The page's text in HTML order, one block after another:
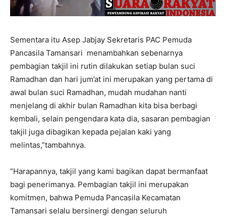
Sementara itu Asep Jabjay Sekretaris PAC Pemuda
Pancasila Tamansari menambahkan sebenarnya
pembagian takjil ini rutin dilakukan setiap bulan suci
Ramadhan dan hari jum’at ini merupakan yang pertama di
awal bulan suci Ramadhan, mudah mudahan nanti
menjelang di akhir bulan Ramadhan kita bisa berbagi
kembali, selain pengendara kata dia, sasaran pembagian
takjil juga dibagikan kepada pejalan kaki yang
melintas,”tambahnya.
“Harapannya, takjil yang kami bagikan dapat bermanfaat
bagi penerimanya. Pembagian takjil ini merupakan
komitmen, bahwa Pemuda Pancasila Kecamatan
Tamansari selalu bersinergi dengan seluruh